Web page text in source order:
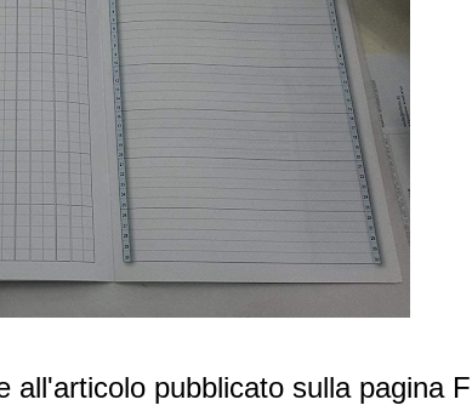
all'articolo pubblicato sulla pagina